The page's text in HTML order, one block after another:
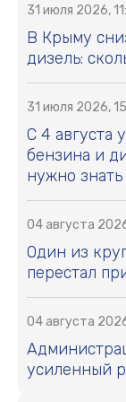
31 июля 2026,
В Крыму
дизель:
31 июля 2026,
С 4 августа
бензина и
нужно знать
04 августа
Один из
перестал
04 августа
усиленный